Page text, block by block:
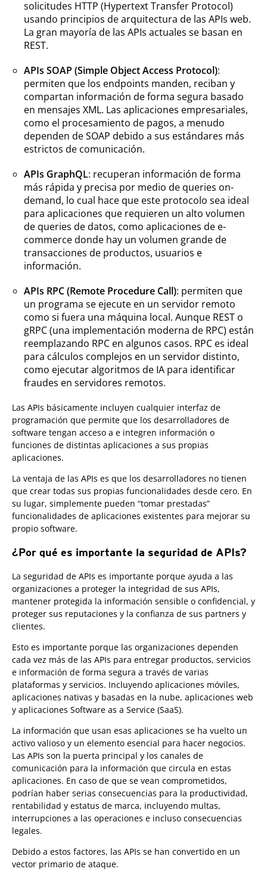
solicitudes HTTP (Hypertext Transfer Protocol)
usando principios de arquitectura de las APIs web.
La gran mayoría de las APIs actuales se basan en
REST.
APIs SOAP (Simple Object Access Protocol):
permiten que los endpoints manden, reciban y
compartan información de forma segura basado
en mensajes XML. Las aplicaciones empresariales,
como el procesamiento de pagos, a menudo
dependen de SOAP debido a sus estándares más
estrictos de comunicación.
APIs GraphQL: recuperan información de forma
más rápida y precisa por medio de queries on-
demand, lo cual hace que este protocolo sea ideal
para aplicaciones que requieren un alto volumen
de queries de datos, como aplicaciones de e-
commerce donde hay un volumen grande de
transacciones de productos, usuarios e
información.
APIs RPC (Remote Procedure Call): permiten que
un programa se ejecute en un servidor remoto
como si fuera una máquina local. Aunque REST o
gRPC (una implementación moderna de RPC) están
reemplazando RPC en algunos casos. RPC es ideal
para cálculos complejos en un servidor distinto,
como ejecutar algoritmos de IA para identificar
fraudes en servidores remotos.
Las APIs básicamente incluyen cualquier interfaz de
programación que permite que los desarrolladores de
software tengan acceso a e integren información o
funciones de distintas aplicaciones a sus propias
aplicaciones.
La ventaja de las APIs es que los desarrolladores no tienen
que crear todas sus propias funcionalidades desde cero. En
su lugar, simplemente pueden “tomar prestadas”
funcionalidades de aplicaciones existentes para mejorar su
propio software.
¿Por qué es importante la seguridad de APIs?
La seguridad de APIs es importante porque ayuda a las
organizaciones a proteger la integridad de sus APIs,
mantener protegida la información sensible o confidencial, y
proteger sus reputaciones y la confianza de sus partners y
clientes.
Esto es importante porque las organizaciones dependen
cada vez más de las APIs para entregar productos, servicios
e información de forma segura a través de varias
plataformas y servicios. Incluyendo aplicaciones móviles,
aplicaciones nativas y basadas en la nube, aplicaciones web
y aplicaciones Software as a Service (SaaS).
La información que usan esas aplicaciones se ha vuelto un
activo valioso y un elemento esencial para hacer negocios.
Las APIs son la puerta principal y los canales de
comunicación para la información que circula en estas
aplicaciones. En caso de que se vean comprometidos,
podrían haber serias consecuencias para la productividad,
rentabilidad y estatus de marca, incluyendo multas,
interrupciones a las operaciones e incluso consecuencias
legales.
Debido a estos factores, las APIs se han convertido en un
vector primario de ataque.